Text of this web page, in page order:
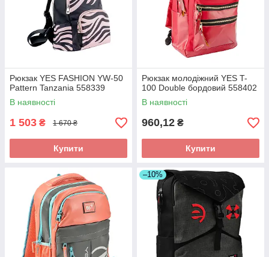
Рюкзак YES FASHION YW-50
Рattern Tanzania 558339
В наявності
1 503 ₴ 1 670 ₴
Купити
Рюкзак молодіжний YES T-
100 Double бордовий 558402
В наявності
960,12 ₴
Купити
–10%